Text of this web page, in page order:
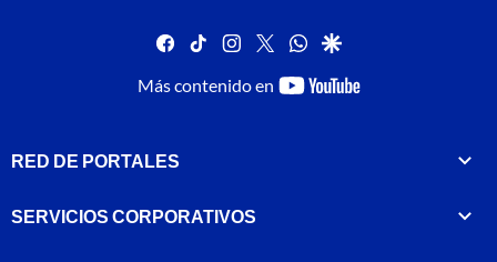
facebook
tiktok instagram
twitterwhatsapp
google
Más contenido en
youtube-
RED DE PORTALES
SERVICIOS CORPORATIVOS